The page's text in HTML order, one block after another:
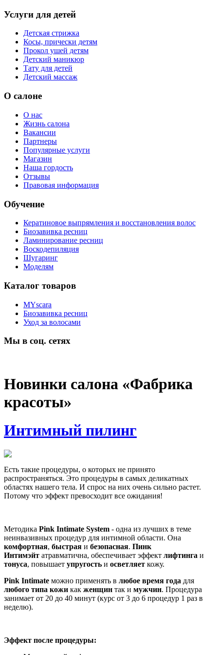
Услуги для детей
Детская стрижка
Косы, прически детям
Прокол ушей детям
Детский маникюр
Тату для детей
Детский массаж
О салоне
О нас
Жизнь салона
Вакансии
Партнеры
Популярные услуги
Магазин
Наша гордость
Отзывы
Правовая информация
Обучение
Кератиновое выпрямления и восстановления волос
Биозавивка ресниц
Ламинирование ресниц
Воскодепиляция
Шугаринг
Моделям
Каталог товаров
MYscara
Биозавивка ресниц
Уход за волосами
Мы в соц. сетях
Новинки салона «Фабрика
красоты»
Интимный пилинг
Есть такие процедуры, о которых не принято
распространяться. Это процедуры в самых деликатных
областях нашего тела. И спрос на них очень сильно растет.
Потому что эффект превосходит все ожидания!
Методика Pink Intimate System - одна из лучших в теме
неинвазивных процедур для интимной области. Она
комфортная, быстрая и безопасная. Пинк
Интимэйт атравматична, обеспечивает эффект лифтинга и
тонуса, повышает упругость и осветляет кожу.
Pink Intimate можно применять в любое время года для
любого типа кожи как женщин так и мужчин. Процедура
занимает от 20 до 40 минут (курс от 3 до 6 процедур 1 раз в
неделю).
Эффект после процедуры: